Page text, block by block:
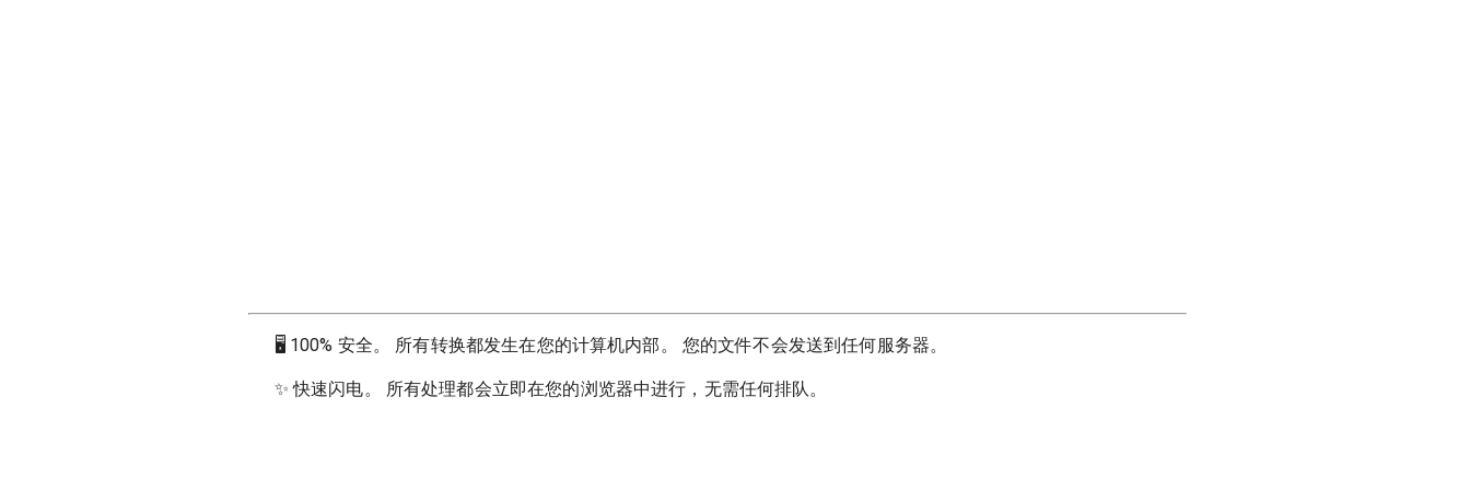
🖥 100% 安全。 所有转换都发生在您的计算机内部。 您的文件不会发送到任何服务器。
✨快速闪电。 所有处理都会立即在您的浏览器中进行，无需任何排队。